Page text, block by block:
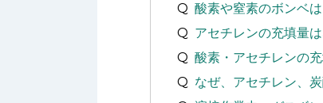
酸素や窒素のボンベ
アセチレンの充填量
酸素・アセチレンの
なぜ、アセチレン、